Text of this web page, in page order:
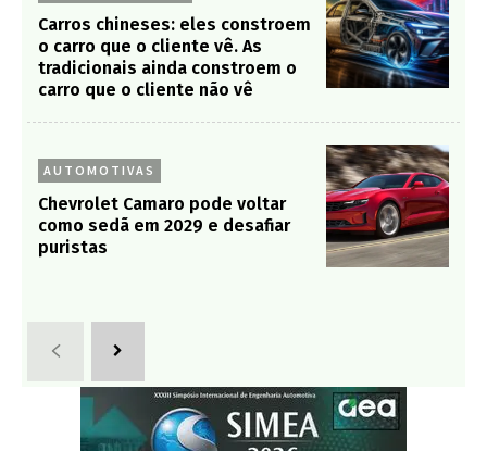
Carros chineses: eles constroem
o carro que o cliente vê. As
tradicionais ainda constroem o
carro que o cliente não vê
AUTOMOTIVAS
Chevrolet Camaro pode voltar
como sedã em 2029 e desafiar
puristas